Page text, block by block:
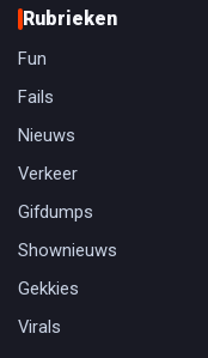
Rubrieken
Fun
Fails
Nieuws
Verkeer
Gifdumps
Shownieuws
Gekkies
Virals